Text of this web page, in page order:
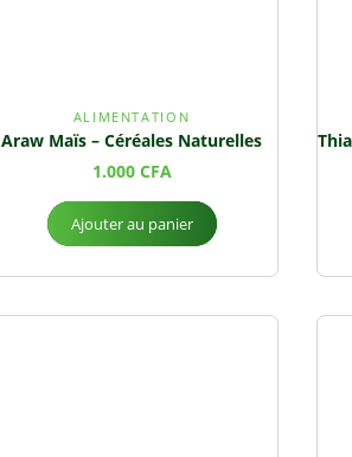
ALIMENTATION
Araw Maïs – Céréales Naturelles
1.000 CFA
Ajouter au panier